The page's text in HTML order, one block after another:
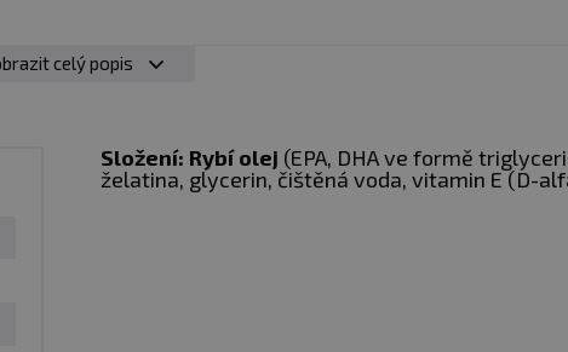
ethylesterů nebo reesterifikovaných olejů, tedy ve
celý popis
Složení: Rybí olej (EPA, DHA ve formě
želatina, glycerin, čištěná voda, vitamin E (D-